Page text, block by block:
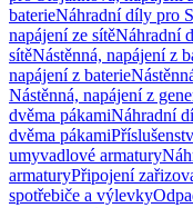
baterieNáhradní díly pro
napájení ze sítěNáhradní
sítěNástěnná, napájení z
napájení z baterie
Nástěnná, napájení z
dvěma pákamiNáhradní
dvěma pákami
umyvadlové armatury
armaturyPřipojení
spotřebiče a výlevky